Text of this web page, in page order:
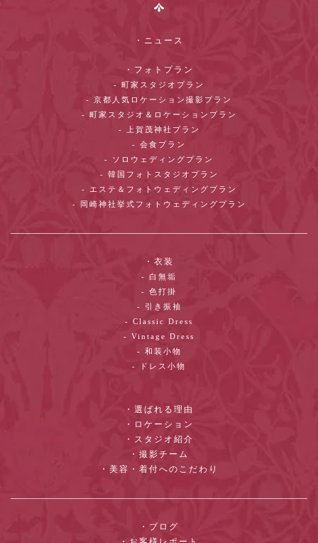
・ニュース
・フォトプラン
- 町家スタジオプラン
- 京都人気ロケーション撮影プラン
- 町家スタジオ＆ロケーションプラン
- 上賀茂神社プラン
- 会食プラン
- ソロウェディングプラン
- 韓国フォトスタジオプラン
- エステ＆フォトウェディングプラン
- 岡崎神社挙式フォトウェディングプラン
・衣装
- 白無垢
- 色打掛
- 引き振袖
- Classic Dress
- Vintage Dress
- 和装小物
- ドレス小物
・選ばれる理由
・ロケーション
・スタジオ紹介
・撮影チーム
・美容・着付へのこだわり
・ブログ